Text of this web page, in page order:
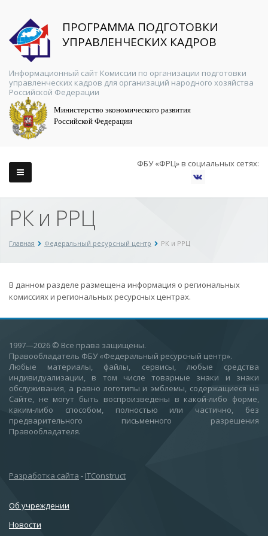
ПРОГРАММА ПОДГОТОВКИ
УПРАВЛЕНЧЕСКИХ КАДРОВ
Информационный сайт Комиссии по организации подготовки
управленческих кадров для организаций народного хозяйства
Российской Федерации
Министерство экономического развития
Российской Федерации
ФБУ «ФРЦ» в социальных сетях:
РК и РРЦ
Главная Федеральный ресурсный центр РК и РРЦ
В данном разделе размещена информация о региональных
комиссиях и региональных ресурсных центрах.
1997—2026 © Все права защищены.
Правообладатель ФБУ «Федеральный ресурсный центр».
Любые материалы, файлы, сервисы, любые средства
индивидуализации, в том числе товарные знаки и знаки
обслуживания, а равно логотипы и эмблемы, содержащиеся на
Сайте, не могут быть воспроизведены в какой-либо форме,
каким-либо способом, полностью или частично, без
предварительного письменного разрешения
Правообладателя.
Разработка сайта - ITConstruct
Об учреждении
Новости